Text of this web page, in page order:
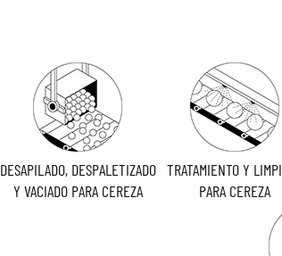
DESAPILADO, DESPALETIZADO
Y VACIADO PARA CEREZA
TRATAMIENTO Y
PARA CEREZA